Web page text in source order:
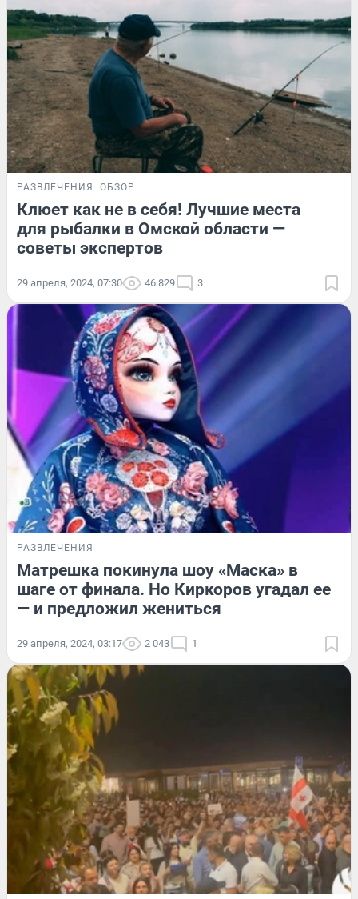
РАЗВЛЕЧЕНИЯ ОБЗОР
Клюет как не в себя! Лучшие места
для рыбалки в Омской области —
советы экспертов
29 апреля, 2024, 07:30 46 829 3
РАЗВЛЕЧЕНИЯ
Матрешка покинула шоу «Маска» в
шаге от финала. Но Киркоров угадал ее
— и предложил жениться
29 апреля, 2024, 03:17 2 043 1